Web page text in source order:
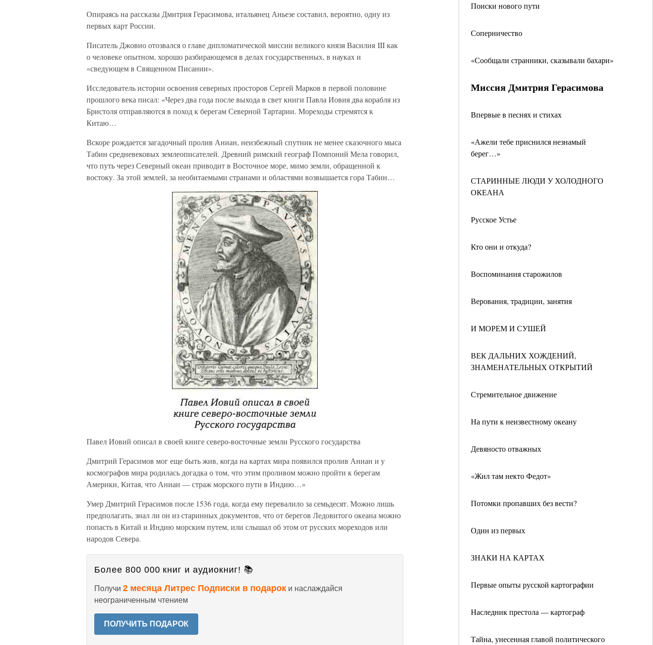
Поиски нового пути
Соперничество
«Сообщали странники, сказывали бахари»
Миссия Дмитрия Герасимова
Впервые в песнях и стихах
«Ажели тебе приснился незнамый
берег…»
СТАРИННЫЕ ЛЮДИ У ХОЛОДНОГО
ОКЕАНА
Русское Устье
Кто они и откуда?
Воспоминания старожилов
Верования, традиции, занятия
И МОРЕМ И СУШЕЙ
ВЕК ДАЛЬНИХ ХОЖДЕНИЙ,
ЗНАМЕНАТЕЛЬНЫХ ОТКРЫТИЙ
Стремительное движение
На пути к неизвестному океану
Девяносто отважных
«Жил там некто Федот»
Потомки пропавших без вести?
Один из первых
ЗНАКИ НА КАРТАХ
Первые опыты русской картографии
Наследник престола — картограф
Тайна, унесенная главой политического
Опираясь на рассказы Дмитрия Герасимова, итальянец Аньезе составил, вероятно, одну из
первых карт России.
Писатель Джовио отозвался о главе дипломатической миссии великого князя Василия III как
о человеке опытном, хорошо разбирающемся в делах государственных, в науках и
«сведующем в Священном Писании».
Исследователь истории освоения северных просторов Сергей Марков в первой половине
прошлого века писал: «Через два года после выхода в свет книги Павла Иовия два корабля из
Бристоля отправляются в поход к берегам Северной Тартарии. Мореходы стремятся к
Китаю…
Вскоре рождается загадочный пролив Аниан, неизбежный спутник не менее сказочного мыса
Табин средневековых землеописателей. Древний римский географ Помпоний Мела говорил,
что путь через Северный океан приводит в Восточное море, мимо земли, обращенной к
востоку. За этой землей, за необитаемыми странами и областями возвышается гора Табин…
Павел Иовий описал в своей книге северо-восточные земли Русского государства
Дмитрий Герасимов мог еще быть жив, когда на картах мира появился пролив Аниан и у
космографов мира родилась догадка о том, что этим проливом можно пройти к берегам
Америки, Китая, что Аниан — страж морского пути в Индию…»
Умер Дмитрий Герасимов после 1536 года, когда ему перевалило за семьдесят. Можно лишь
предполагать, знал ли он из старинных документов, что от берегов Ледовитого океана можно
попасть в Китай и Индию морским путем, или слышал об этом от русских мореходов или
народов Севера.
Более 800 000 книг и аудиокниг! 📚
Получи 2 месяца Литрес Подписки в подарок и наслаждайся
неограниченным чтением
ПОЛУЧИТЬ ПОДАРОК